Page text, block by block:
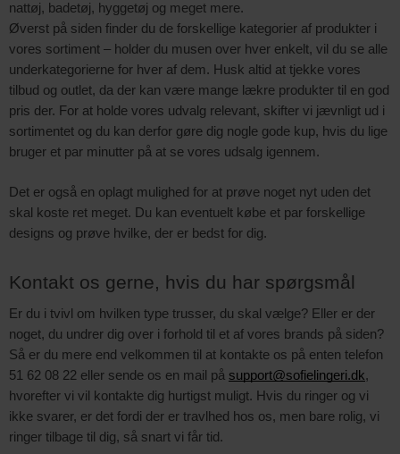
nattøj, badetøj, hyggetøj og meget mere.
Øverst på siden finder du de forskellige kategorier af produkter i
vores sortiment – holder du musen over hver enkelt, vil du se alle
underkategorierne for hver af dem. Husk altid at tjekke vores
tilbud og outlet, da der kan være mange lækre produkter til en god
pris der. For at holde vores udvalg relevant, skifter vi jævnligt ud i
sortimentet og du kan derfor gøre dig nogle gode kup, hvis du lige
bruger et par minutter på at se vores udsalg igennem.
Det er også en oplagt mulighed for at prøve noget nyt uden det
skal koste ret meget. Du kan eventuelt købe et par forskellige
designs og prøve hvilke, der er bedst for dig.
Kontakt os gerne, hvis du har spørgsmål
Er du i tvivl om hvilken type trusser, du skal vælge? Eller er der
noget, du undrer dig over i forhold til et af vores brands på siden?
Så er du mere end velkommen til at kontakte os på enten telefon
51 62 08 22 eller sende os en mail på support@sofielingeri.dk,
hvorefter vi vil kontakte dig hurtigst muligt. Hvis du ringer og vi
ikke svarer, er det fordi der er travlhed hos os, men bare rolig, vi
ringer tilbage til dig, så snart vi får tid.